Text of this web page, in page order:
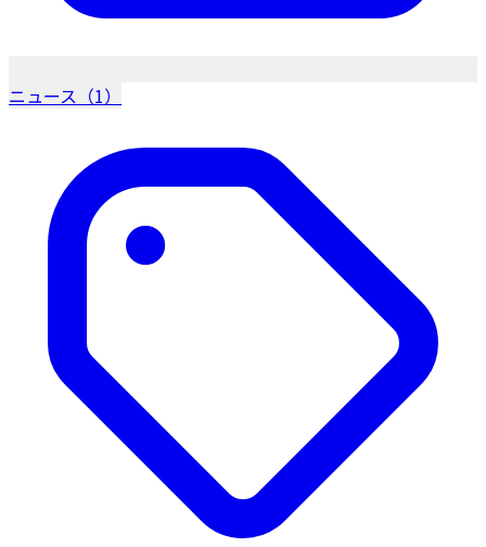
ニュース（1）